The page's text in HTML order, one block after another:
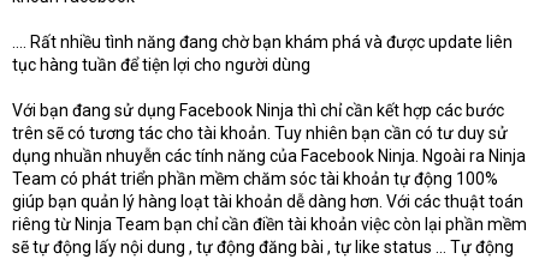
…. Rất nhiều tình năng đang chờ bạn khám phá và được update liên
tục hàng tuần để tiện lợi cho người dùng
Với bạn đang sử dụng Facebook Ninja thì chỉ cần kết hợp các bước
trên sẽ có tương tác cho tài khoản. Tuy nhiên bạn cần có tư duy sử
dụng nhuần nhuyễn các tính năng của Facebook Ninja. Ngoài ra Ninja
Team có phát triển phần mềm chăm sóc tài khoản tự động 100%
giúp bạn quản lý hàng loạt tài khoản dễ dàng hơn. Với các thuật toán
riêng từ Ninja Team bạn chỉ cần điền tài khoản việc còn lại phần mềm
sẽ tự động lấy nội dung , tự động đăng bài , tự like status … Tự động